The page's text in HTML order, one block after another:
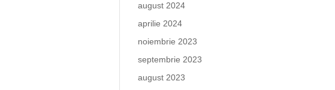
august 2024
aprilie 2024
noiembrie 2023
septembrie 2023
august 2023